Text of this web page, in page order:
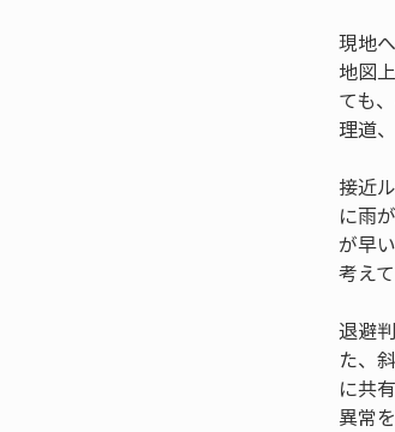
現地
地図
ても
理道
接近
に雨
が早
考え
退避
た、
に共
異常